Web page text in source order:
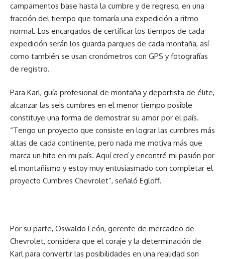
campamentos base hasta la cumbre y de regreso, en una
fracción del tiempo que tomaría una expedición a ritmo
normal. Los encargados de certificar los tiempos de cada
expedición serán los guarda parques de cada montaña, así
como también se usan cronómetros con GPS y fotografías
de registro.
Para Karl, guía profesional de montaña y deportista de élite,
alcanzar las seis cumbres en el menor tiempo posible
constituye una forma de demostrar su amor por el país.
“Tengo un proyecto que consiste en lograr las cumbres más
altas de cada continente, pero nada me motiva más que
marca un hito en mi país. Aquí crecí y encontré mi pasión por
el montañismo y estoy muy entusiasmado con completar el
proyecto Cumbres Chevrolet”, señaló Egloff.
Por su parte, Oswaldo León, gerente de mercadeo de
Chevrolet, considera que el coraje y la determinación de
Karl para convertir las posibilidades en una realidad son